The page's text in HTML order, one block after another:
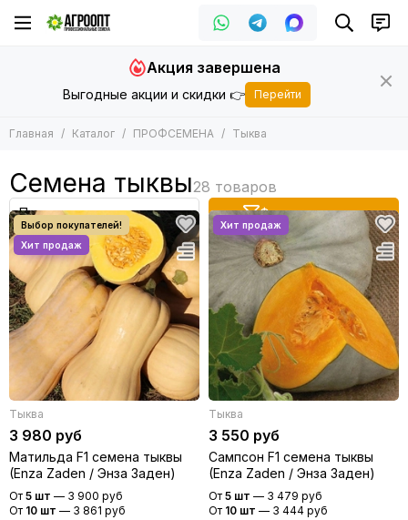
ПРОФСЕМЕНА
Горох
Дыня
Зеленные
Кабачок
Кукуруза
Капуста
Лук
Морковь
Огурец
Патиссон
Перец
Подвой
Редька
Салат
Свекла
Сельдерей
Выгодные акции и скидки 👉
Акция завершена
Перейти
Главная Каталог ПРОФСЕМЕНА Тыква
Семена тыквы
Фильтр товаров
Тыква
3 980 руб
Матильда F1 семена тыквы
(Enza Zaden / Энза Заден)
От 5 шт — 3 900 руб
От 10 шт — 3 861 руб
Тыква
3 550 руб
Сампсон F1 семена тыквы
(Enza Zaden / Энза Заден)
От 5 шт — 3 479 руб
От 10 шт — 3 444 руб